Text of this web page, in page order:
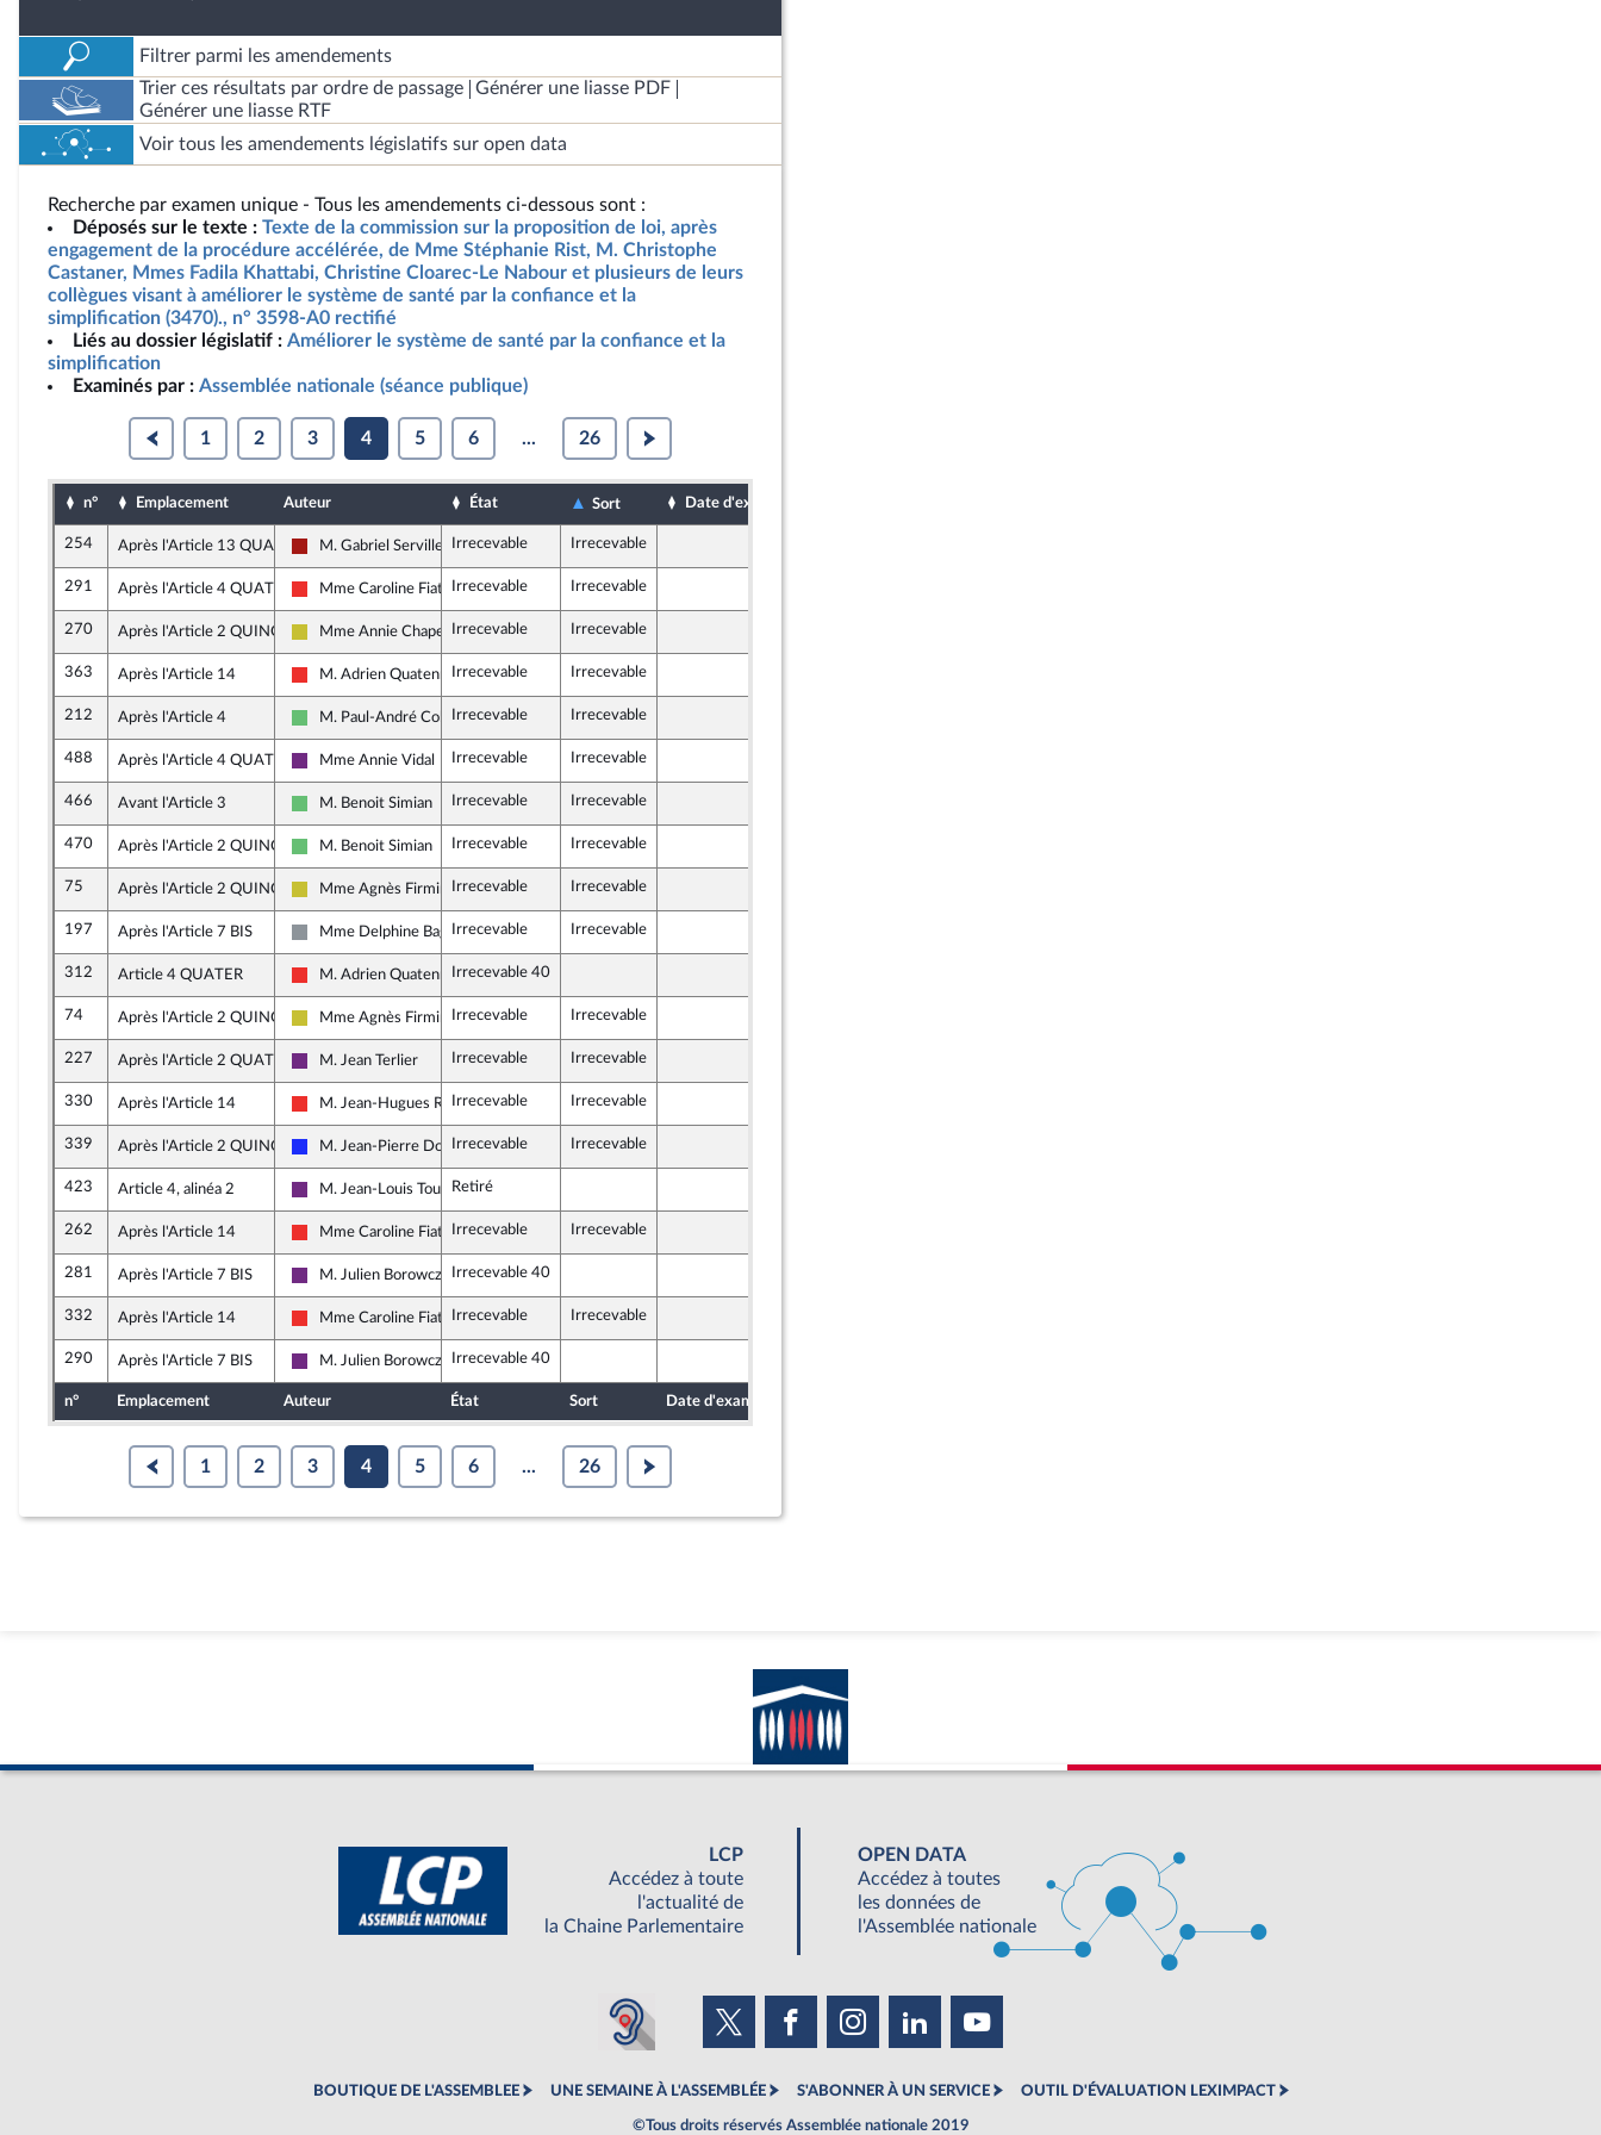
Filtrer parmi les amendements
Trier ces résultats par ordre de passage
Générer une liasse PDF
Générer une liasse RTF
Voir tous les amendements législatifs sur open data
Recherche par examen unique - Tous les amendements ci-dessous sont :
Déposés sur le texte : Texte de la commission sur la proposition de loi, après
engagement de la procédure accélérée, de Mme Stéphanie Rist, M. Christophe
Castaner, Mmes Fadila Khattabi, Christine Cloarec-Le Nabour et plusieurs de leurs
collègues visant à améliorer le système de santé par la confiance et la
simplification (3470)., n° 3598-A0 rectifié
Liés au dossier législatif : Améliorer le système de santé par la confiance et la
simplification
Examinés par : Assemblée nationale (séance publique)
1 2 3 4 5 6 ... 26
n° Emplacement Auteur État Sort Date d'examen
254 Après l'Article 13 QUATER
Gauche démocrate et républicaine
M. Gabriel Serville Irrecevable Irrecevable
291 Après l'Article 4 QUATER
La France insoumise
Mme Caroline Fiat Irrecevable Irrecevable
270 Après l'Article 2 QUINQUIES
Agir ensemble
Mme Annie ChapelierIrrecevable Irrecevable
363 Après l'Article 14
La France insoumise
M. Adrien QuatennensIrrecevable Irrecevable
212 Après l'Article 4
Libertés et Territoires
M. Paul-André ColombaniIrrecevable Irrecevable
488 Après l'Article 4 QUATER
La République en Marche
Mme Annie Vidal Irrecevable Irrecevable
466 Avant l'Article 3
Libertés et Territoires
M. Benoit Simian Irrecevable Irrecevable
470 Après l'Article 2 QUINQUIES
Libertés et Territoires
M. Benoit Simian Irrecevable Irrecevable
75 Après l'Article 2 QUINQUIES
Agir ensemble
Mme Agnès Firmin Le Bodo
Irrecevable Irrecevable
197 Après l'Article 7 BIS
Non inscrit
Mme Delphine BagarryIrrecevable Irrecevable
312 Article 4 QUATER
La France insoumise
M. Adrien QuatennensIrrecevable 40
74 Après l'Article 2 QUINQUIES
Agir ensemble
Mme Agnès Firmin Le Bodo
Irrecevable Irrecevable
227 Après l'Article 2 QUATER
La République en Marche
M. Jean Terlier Irrecevable Irrecevable
330 Après l'Article 14
La France insoumise
M. Jean-Hugues RatenonIrrecevable Irrecevable
339 Après l'Article 2 QUINQUIES
Les Républicains
M. Jean-Pierre DoorIrrecevable Irrecevable
423 Article 4, alinéa 2
La République en Marche
M. Jean-Louis TouraineRetiré
262 Après l'Article 14
La France insoumise
Mme Caroline Fiat Irrecevable Irrecevable
281 Après l'Article 7 BIS
La République en Marche
M. Julien BorowczykIrrecevable 40
332 Après l'Article 14
La France insoumise
Mme Caroline Fiat Irrecevable Irrecevable
290 Après l'Article 7 BIS
La République en Marche
M. Julien BorowczykIrrecevable 40
n° Emplacement Auteur État Sort Date d'examen
1 2 3 4 5 6 ... 26
LCP
Accédez à toute
l'actualité de
la Chaine Parlementaire
OPEN DATA
Accédez à toutes
les données de
l'Assemblée nationale
BOUTIQUE DE L'ASSEMBLEE UNE SEMAINE À L'ASSEMBLÉE S'ABONNER À UN SERVICE OUTIL D'ÉVALUATION LEXIMPACT
©Tous droits réservés Assemblée nationale 2019